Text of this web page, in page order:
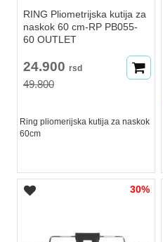
RING Pliometrijska kutija za
naskok 60 cm-RP PB055-
60 OUTLET
24.900 rsd
49.800
Ring pliomerijska kutija za naskok
60cm
30%